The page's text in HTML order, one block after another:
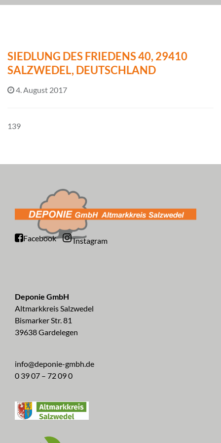
SIEDLUNG DES FRIEDENS 40, 29410
SALZWEDEL, DEUTSCHLAND
4. August 2017
139
Facebook Instagram
Deponie GmbH
Altmarkkreis Salzwedel
Bismarker Str. 81
39638 Gardelegen
info@deponie-gmbh.de
0 39 07 – 72 09 0